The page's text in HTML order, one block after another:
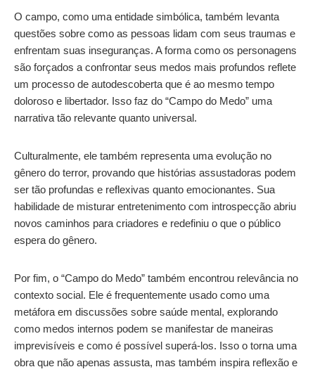
O campo, como uma entidade simbólica, também levanta
questões sobre como as pessoas lidam com seus traumas e
enfrentam suas inseguranças. A forma como os personagens
são forçados a confrontar seus medos mais profundos reflete
um processo de autodescoberta que é ao mesmo tempo
doloroso e libertador. Isso faz do “Campo do Medo” uma
narrativa tão relevante quanto universal.
Culturalmente, ele também representa uma evolução no
gênero do terror, provando que histórias assustadoras podem
ser tão profundas e reflexivas quanto emocionantes. Sua
habilidade de misturar entretenimento com introspecção abriu
novos caminhos para criadores e redefiniu o que o público
espera do gênero.
Por fim, o “Campo do Medo” também encontrou relevância no
contexto social. Ele é frequentemente usado como uma
metáfora em discussões sobre saúde mental, explorando
como medos internos podem se manifestar de maneiras
imprevisíveis e como é possível superá-los. Isso o torna uma
obra que não apenas assusta, mas também inspira reflexão e